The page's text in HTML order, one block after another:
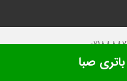
بهکیان باتری
صبا